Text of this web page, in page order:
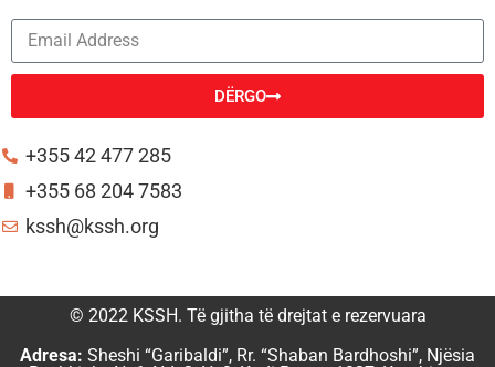
DËRGO
+355 42 477 285
+355 68 204 7583
kssh@kssh.org
© 2022 KSSH. Të gjitha të drejtat e rezervuara
Adresa: Sheshi “Garibaldi”, Rr. “Shaban Bardhoshi”, Njësia